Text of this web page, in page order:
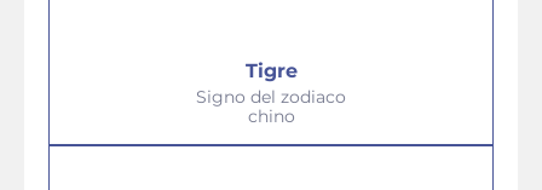
Tigre
Signo del zodiaco
chino